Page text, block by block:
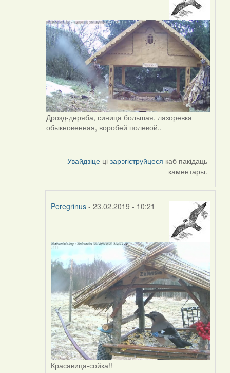
to
by
Peregrinus
Дрозд-деряба, синица большая, лазоревка
обыкновенная, воробей полевой..
Увайдзіце цізарэгіструйцеся каб пакідаць
каментары.
Peregrinus- 23.02.2019 - 10:21
to
by
Peregrinus
Красавица-сойка!!